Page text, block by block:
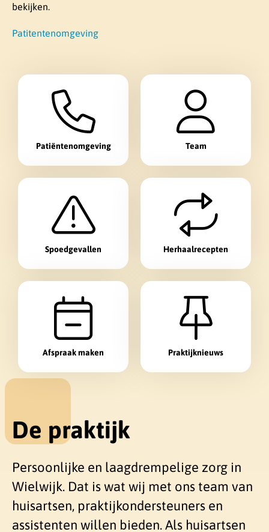
S
n
Patiëntenomgeving Team
Spoedgevallen Herhaalrecepten
Afspraak maken Praktijknieuws
bekijken.
Patitentenomgeving
De praktijk
Persoonlijke en laagdrempelige zorg in
Wielwijk. Dat is wat wij met ons team van
huisartsen, praktijkondersteuners en
assistenten willen bieden. Als huisartsen